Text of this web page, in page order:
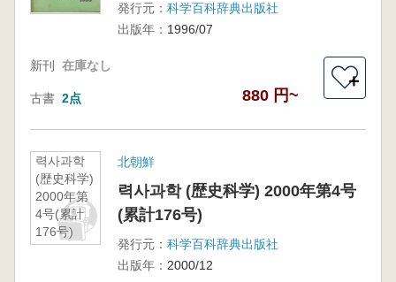
発行元： 科学百科辞典出版社
出版年： 1996/07
新刊 在庫なし
古書 2点 880 円~
＋
력사과학
(歴史科学)
2000年第
4号(累計
176号)
北朝鮮
력사과학 (歴史科学) 2000年第4号
(累計176号)
発行元： 科学百科辞典出版社
出版年： 2000/12